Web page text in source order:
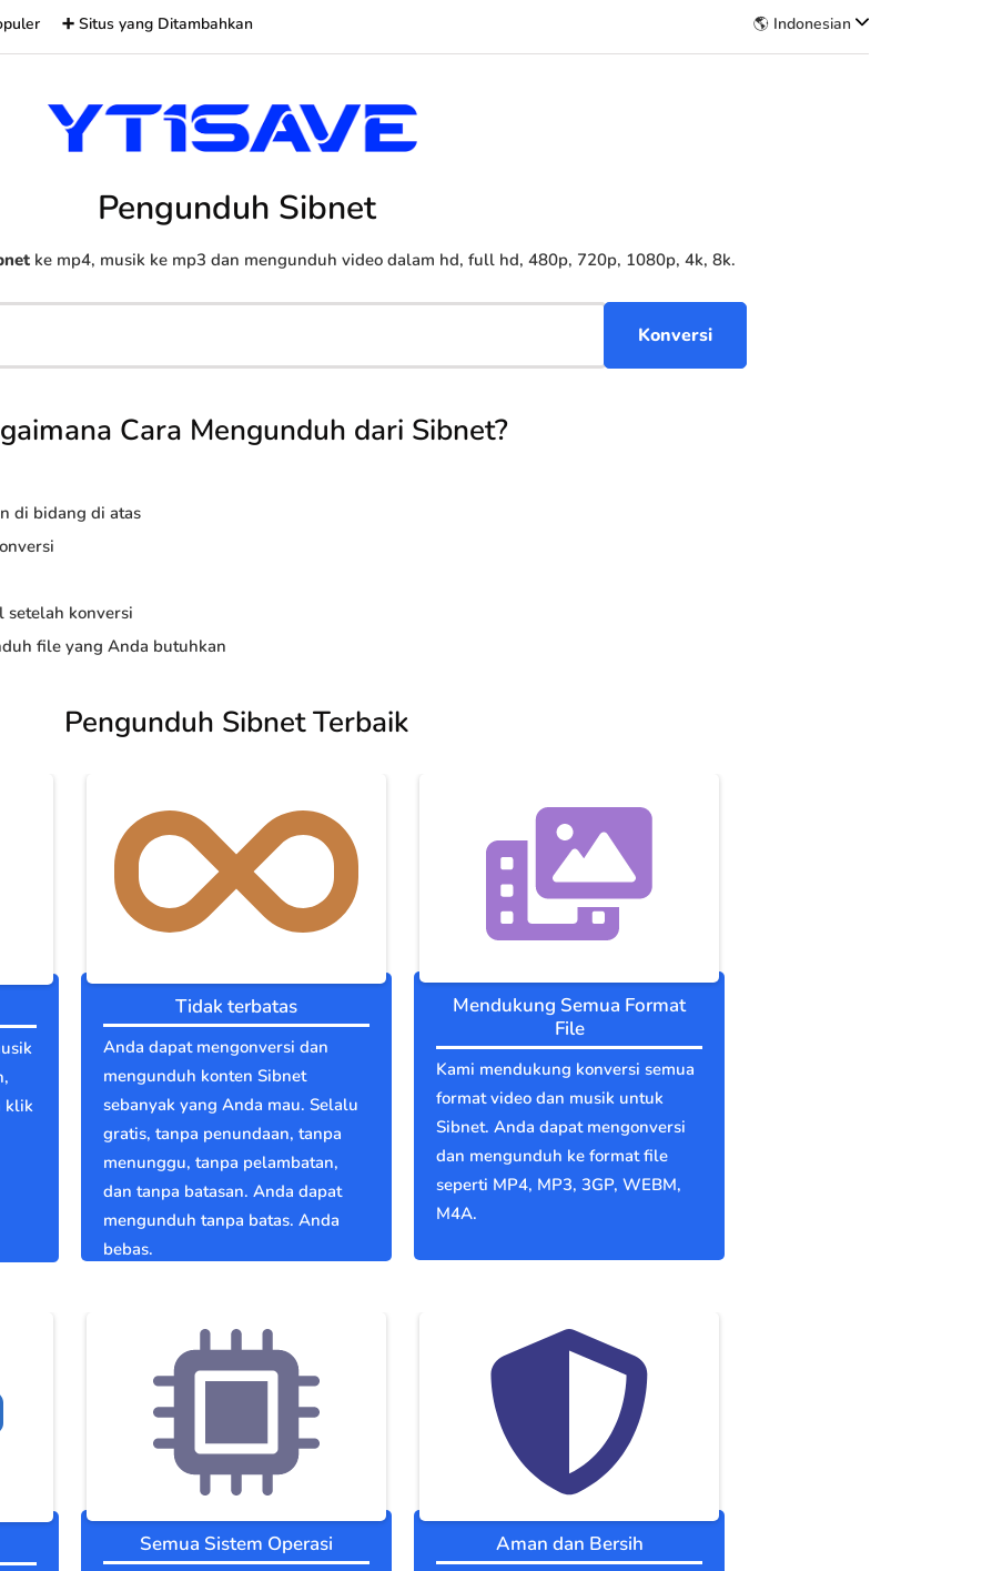
➕ Situs yang Ditambahkan 🌎 Indonesian
Pengunduh Sibnet
ke mp4, musik ke mp3 dan mengunduh video dalam hd, full hd, 480p, 720p, 1080p, 4k, 8k.
Cara Mengunduh dari Sibnet?
di bidang di atas
setelah konversi
file yang Anda butuhkan
Pengunduh Sibnet Terbaik
klik
Tidak terbatas
Anda dapat mengonversi dan
mengunduh konten Sibnet
sebanyak yang Anda mau. Selalu
gratis, tanpa penundaan, tanpa
menunggu, tanpa pelambatan,
dan tanpa batasan. Anda dapat
mengunduh tanpa batas. Anda
bebas.
Mendukung Semua Format
File
Kami mendukung konversi semua
format video dan musik untuk
Sibnet. Anda dapat mengonversi
dan mengunduh ke format file
seperti MP4, MP3, 3GP, WEBM,
M4A.
Semua Sistem Operasi Aman dan Bersih